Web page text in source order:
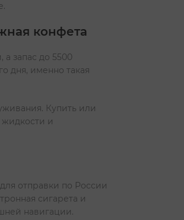
конфета
запас до 5500
дня, именно такая
Купить или
жидкости и
отправки по России
сигарета и
навигации.